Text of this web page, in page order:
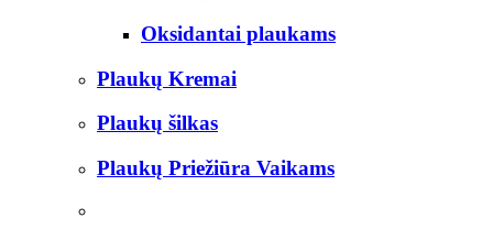
Oksidantai plaukams
Plaukų Kremai
Plaukų šilkas
Plaukų Priežiūra Vaikams